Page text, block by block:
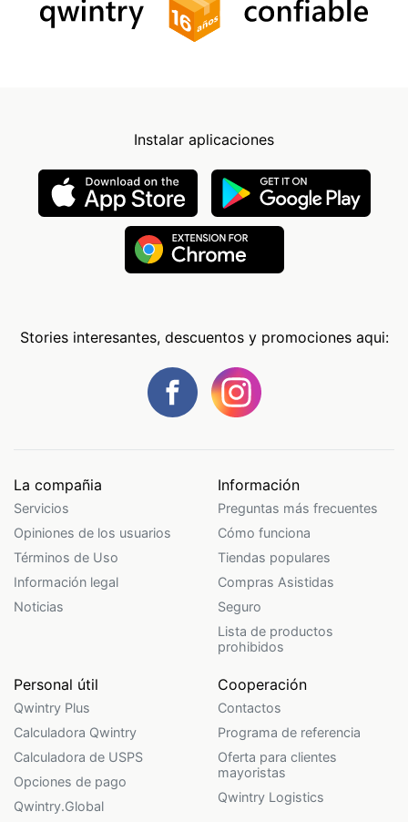
Instalar aplicaciones
Stories interesantes, descuentos y promociones aqui:
La compañia
Servicios
Opiniones de los usuarios
Términos de Uso
Información legal
Noticias
Información
Preguntas más frecuentes
Cómo funciona
Tiendas populares
Compras Asistidas
Seguro
Lista de productos
prohibidos
Personal útil
Qwintry Plus
Calculadora Qwintry
Calculadora de USPS
Opciones de pago
Qwintry.Global
Cooperación
Contactos
Programa de referencia
Oferta para clientes
mayoristas
Qwintry Logistics